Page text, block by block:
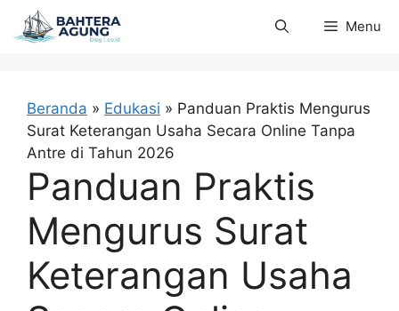
Langsung
ke
Menu
Beranda » Edukasi » Panduan Praktis Mengurus
Surat Keterangan Usaha Secara Online Tanpa
Antre di Tahun 2026
Panduan Praktis
Mengurus Surat
Keterangan Usaha